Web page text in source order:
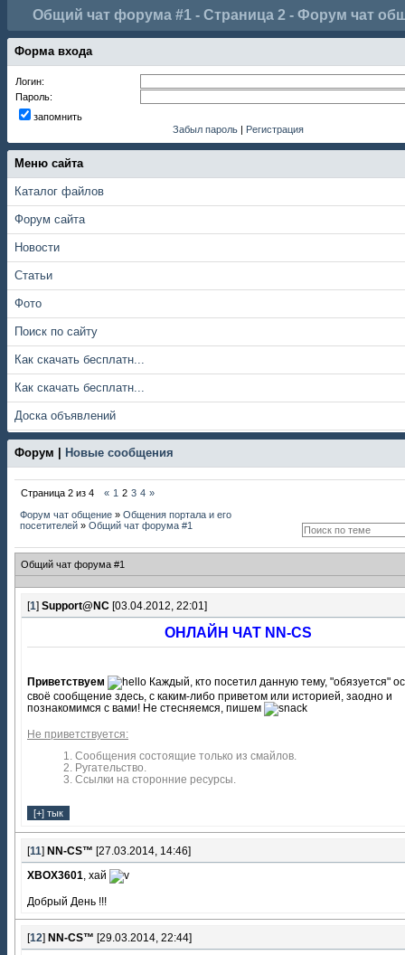
Общий чат форума #1 - Страница 2 - Форум чат
Форма входа
Логин:
Пароль:
запомнить
Забыл пароль | Регистрация
Меню сайта
Каталог файлов
Форум сайта
Новости
Статьи
Фото
Поиск по сайту
Как скачать бесплатн...
Как скачать бесплатн...
Доска объявлений
Форум | Новые сообщения
Страница 2 из 4 « 1 2 3 4 »
Форум чат общение » Общения портала и его
посетителей » Общий чат форума #1
Общий чат форума #1
[1] Support@NC [03.04.2012, 22:01]
ОНЛАЙН ЧАТ NN-CS
Приветствуем
Каждый, кто посетил данную тему, "обязуется"
своё сообщение здесь, с каким-либо приветом или историей, заодно и
познакомимся с вами! Не стесняемся, пишем
Не приветствуется:
1. Сообщения состоящие только из смайлов.
2. Ругательство.
3. Ссылки на сторонние ресурсы.
[11] NN-CS™ [27.03.2014, 14:46]
XBOX3601 , хай
Добрый День !!!
[12] NN-CS™ [29.03.2014, 22:44]